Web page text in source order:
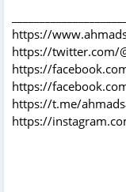
https://
https://twitter.com/
https://
https://
https://t.me/
https://